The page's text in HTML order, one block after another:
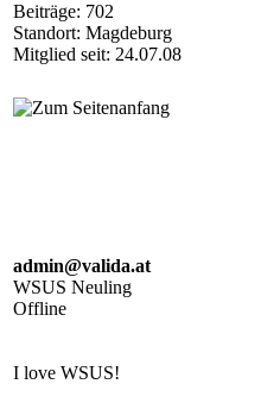
Beiträge: 702
Standort: Magdeburg
Mitglied seit: 24.07.08
admin@valida.at
WSUS Neuling
Offline
I love WSUS!